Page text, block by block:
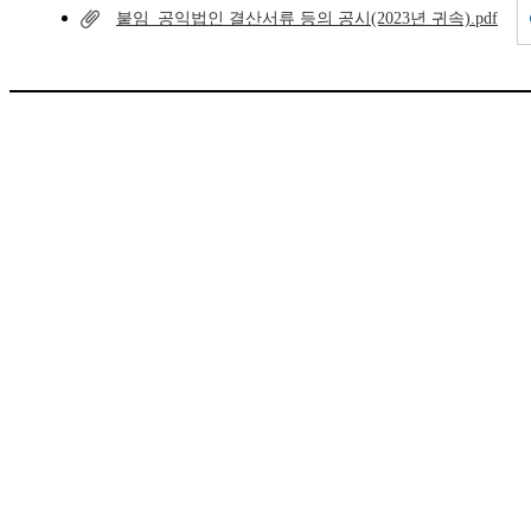
붙임_공익법인 결산서류 등의 공시(2023년 귀속).pdf